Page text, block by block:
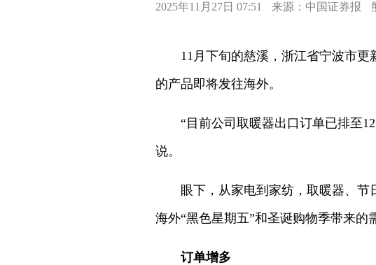
2025年11月27日 07:51 来源：中国证券报
11月下旬的慈溪，浙江省宁波市
的产品即将发往海外。
“目前公司取暖器出口订单已排至
说。
眼下，从家电到家纺，取暖器、节
海外“黑色星期五”和圣诞购物季带来的
订单增多